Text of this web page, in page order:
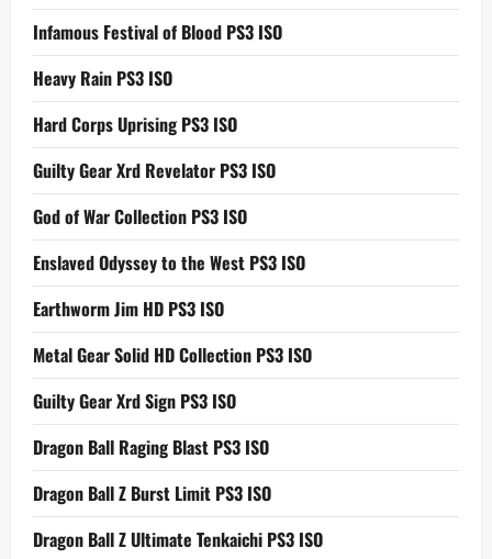
Infamous Festival of Blood PS3 ISO
Heavy Rain PS3 ISO
Hard Corps Uprising PS3 ISO
Guilty Gear Xrd Revelator PS3 ISO
God of War Collection PS3 ISO
Enslaved Odyssey to the West PS3 ISO
Earthworm Jim HD PS3 ISO
Metal Gear Solid HD Collection PS3 ISO
Guilty Gear Xrd Sign PS3 ISO
Dragon Ball Raging Blast PS3 ISO
Dragon Ball Z Burst Limit PS3 ISO
Dragon Ball Z Ultimate Tenkaichi PS3 ISO